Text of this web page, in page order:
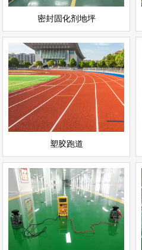
密封固化剂地坪
塑胶跑道
塑胶跑道
运动场地坪
立即询问
查看详情
环氧防静电自流平地坪
环氧地坪
立即询问
查看详情